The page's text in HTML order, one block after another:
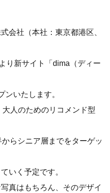
会社（本社：東京都港区、
新サイト「dima（ディー
ンいたします。
人のためのリコメンド型
らシニア層までをターゲッ
いく予定です。
真はもちろん、そのデザイ